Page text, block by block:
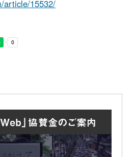
article/15532/